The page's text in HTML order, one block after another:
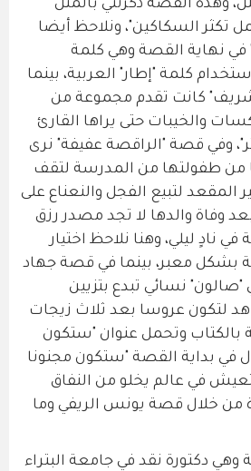
وهذه القصة ذكرتني بالمثل
تكثر السكاكين"، ونلاحظ أيضا
في نهاية القصة وهي كلمة
كلمة "إطار" العربية، بينما
كانت تقدم مجموعة من
والخيبات حتى يراها القارئ
وفي قصة "الراقصة عفيفة" نرى
من طفولتها من المدرسة لتقف
المقعد لتبيع الفجل والنعناع على
وفاة والدها لا تجد مصدر رزق
نادٍ ليلي، وهنا نلاحظ اختيار
بشكل معبر، بينما في قصة جهاد
"صالون" نسائي تبدع بتزيين
لتكون عروسا بعد ثلاث زيجات
بالكتاب وتحمل عنوان "ستكون
في بداية القصة "ستكون مجنونا
في عالم يخلو من النفاق
من خلال قصة يونس الريفي وما
وهي دكتورة نقد في جامعة البتراء